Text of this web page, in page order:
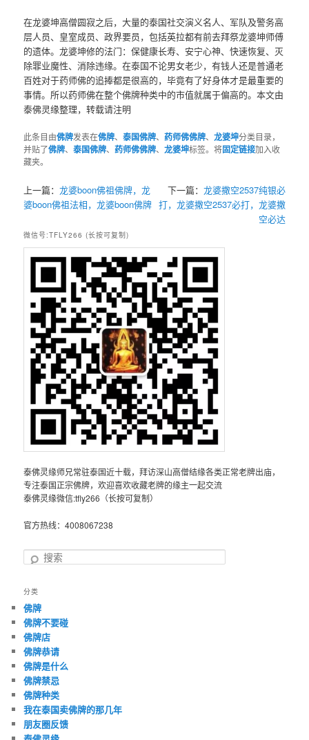
在龙婆坤高僧圆寂之后，大量的泰国社交演义名人、军队及警务高
层人员、皇室成员、政界要员，包括英拉都有前去拜祭龙婆坤师傅
的遗体。龙婆坤修的法门：保健康长寿、安宁心神、快速恢复、灭
除罪业魔性、消除违缘。在泰国不论男女老少，有钱人还是普通老
百姓对于药师佛的追捧都是很高的，毕竟有了好身体才是最重要的
事情。所以药师佛在整个佛牌种类中的市值就属于偏高的。本文由
泰佛灵缘整理，转载请注明
此条目由佛牌发表在佛牌、泰国佛牌、药师佛佛牌、龙婆坤分类目录，
并贴了佛牌、泰国佛牌、药师佛佛牌、龙婆坤标签。将固定链接加入收
藏夹。
上一篇：龙婆boon佛祖佛牌，龙
婆boon佛祖法相，龙婆boon佛牌
下一篇： 龙婆撒空2537纯银必
打，龙婆撒空2537必打，龙婆撒
空必达
微信号:TFLY266 (长按可复制)
泰佛灵缘师兄常驻泰国近十载，拜访深山高僧结缘各类正常老牌出庙，
专注泰国正宗佛牌，欢迎喜欢收藏老牌的缘主一起交流
泰佛灵缘微信:tfly266（长按可复制）
官方热线：4008067238
搜
分类
佛牌
佛牌不要碰
佛牌店
佛牌恭请
佛牌是什么
佛牌禁忌
佛牌种类
我在泰国卖佛牌的那几年
朋友圈反馈